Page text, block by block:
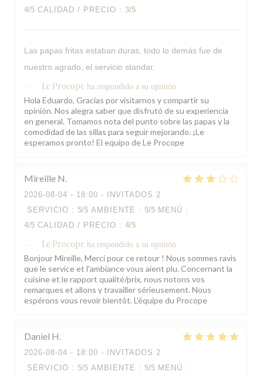
4/5 CALIDAD / PRECIO : 3/5
Las papas fritas estaban duras, todo lo demás fue de
nuestro agrado, el servicio standar.
Le Procope ha respondido a su opinión
Hola Eduardo, Gracias por visitarnos y compartir su
opinión. Nos alegra saber que disfrutó de su experiencia
en general. Tomamos nota del punto sobre las papas y la
comodidad de las sillas para seguir mejorando. ¡Le
esperamos pronto! El equipo de Le Procope
Mireille N
2026-08-04 - 18:00 - INVITADOS 2
SERVICIO : 5/5 AMBIENTE : 5/5 MENÚ :
4/5 CALIDAD / PRECIO : 4/5
Le Procope ha respondido a su opinión
Bonjour Mireille, Merci pour ce retour ! Nous sommes ravis
que le service et l'ambiance vous aient plu. Concernant la
cuisine et le rapport qualité/prix, nous notons vos
remarques et allons y travailler sérieusement. Nous
espérons vous revoir bientôt. L'équipe du Procope
Daniel H
2026-08-04 - 18:00 - INVITADOS 2
SERVICIO : 5/5 AMBIENTE : 5/5 MENÚ :